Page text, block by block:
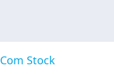
Com Stock